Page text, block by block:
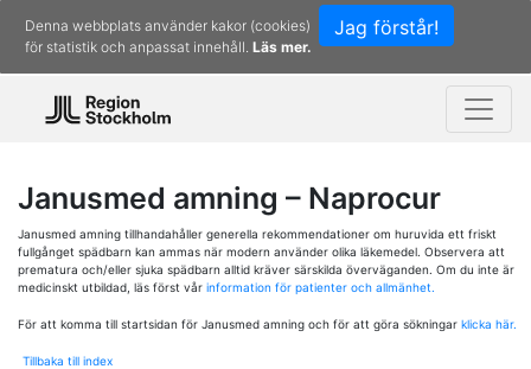
Jag förstår!
Denna webbplats använder kakor (cookies)
för statistik och anpassat innehåll. Läs mer.
Janusmed amning – Naprocur
Janusmed amning tillhandahåller generella rekommendationer om huruvida ett friskt
fullgånget spädbarn kan ammas när modern använder olika läkemedel. Observera att
prematura och/eller sjuka spädbarn alltid kräver särskilda överväganden. Om du inte är
medicinskt utbildad, läs först vår information för patienter och allmänhet.
För att komma till startsidan för Janusmed amning och för att göra sökningar klicka här.
Tillbaka till index